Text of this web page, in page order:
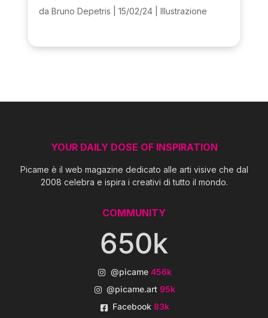
da Bruno Depetris 15/02/24| Illustrazione
YOUR DAILY DOSE OF INSPIRATION
Picame è il web magazine dedicato alle arti visive che dal
2008 celebra e ispira i creativi di tutto il mondo.
COMMUNITY
650k
@picame 456k
@picame.art95k
Facebook83k